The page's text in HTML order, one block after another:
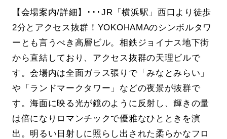
【会場案内/詳細】･･･JR「横浜駅」西口より徒歩
2分とアクセス抜群！YOKOHAMAのシンボルタワ
ーとも言うべき高層ビル。相鉄ジョイナス地下街
から直結しており、アクセス抜群の天理ビルで
す。会場内は全面ガラス張りで「みなとみらい」
や「ランドマークタワー」などの夜景が抜群で
す。海面に映る光が鏡のように反射し、輝きの量
は倍になりロマンチックで優雅なひとときを演
出。明るい日射しに照らし出された柔らかなフロ